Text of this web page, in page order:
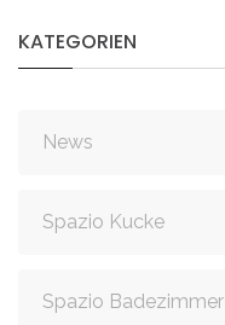
KATEGORIEN
News
Spazio Kucke
Spazio Badezimmer